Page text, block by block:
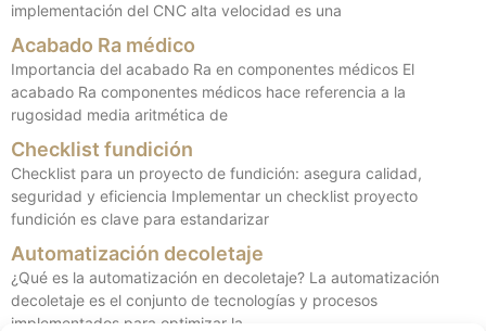
implementación del CNC alta velocidad es una
Acabado Ra médico
Importancia del acabado Ra en componentes médicos El
acabado Ra componentes médicos hace referencia a la
rugosidad media aritmética de
Checklist fundición
Checklist para un proyecto de fundición: asegura calidad,
seguridad y eficiencia Implementar un checklist proyecto
fundición es clave para estandarizar
Automatización decoletaje
¿Qué es la automatización en decoletaje? La automatización
decoletaje es el conjunto de tecnologías y procesos
implementados para optimizar la